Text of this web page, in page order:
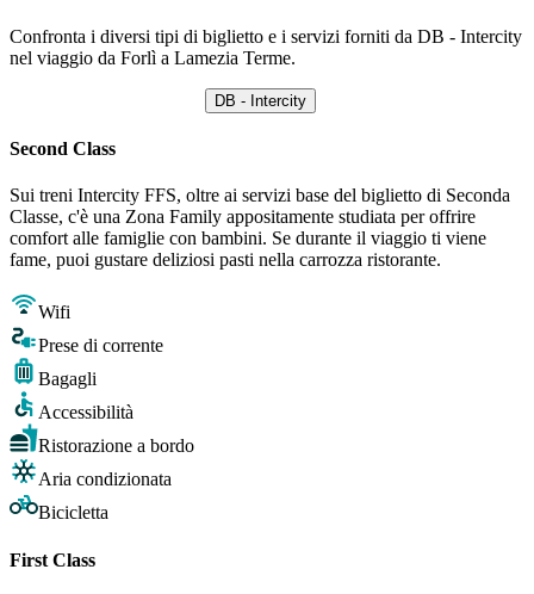
Confronta i diversi tipi di biglietto e i servizi forniti da DB - Intercity
nel viaggio da Forlì a Lamezia Terme.
DB - Intercity
Second Class
Sui treni Intercity FFS, oltre ai servizi base del biglietto di Seconda
Classe, c'è una Zona Family appositamente studiata per offrire
comfort alle famiglie con bambini. Se durante il viaggio ti viene
fame, puoi gustare deliziosi pasti nella carrozza ristorante.
Wifi
Prese di corrente
Bagagli
Accessibilità
Ristorazione a bordo
Aria condizionata
Bicicletta
First Class